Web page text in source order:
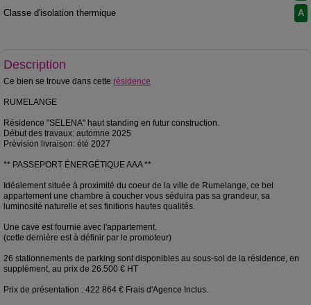
Classe d'isolation thermique A
Description
Ce bien se trouve dans cette résidence
RUMELANGE
Résidence "SELENA" haut standing en futur construction.
Début des travaux: automne 2025
Prévision livraison: été 2027
** PASSEPORT ÉNERGÉTIQUE AAA **
Idéalement située à proximité du coeur de la ville de Rumelange, ce bel
appartement une chambre à coucher vous séduira pas sa grandeur, sa
luminosité naturelle et ses finitions hautes qualités.
Une cave est fournie avec l'appartement.
(cette dernière est à définir par le promoteur)
26 stationnements de parking sont disponibles au sous-sol de la résidence, en
supplément, au prix de 26.500 € HT
Prix de présentation : 422 864 € Frais d'Agence Inclus.